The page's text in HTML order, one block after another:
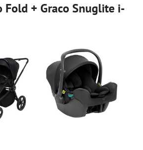
Fold + Graco Snuglite i-